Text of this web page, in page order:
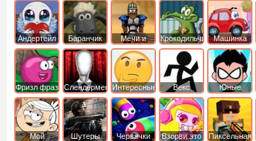
машина
Андертейл
Баранчик
Шон
Мечи и
Сандали
Крокодильчик
Свомпи
Машинка
Вилли
Фризл фраз Слендермен Интересные Векс
Юные
титаны
вперед
Мой
Шутеры Червячки Взорви это
Пиксельная